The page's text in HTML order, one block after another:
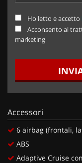
Ho letto e accetto
Acconsento al
marketing
Accessori
6 airbag (frontali,
ABS
Adaptive Cruise